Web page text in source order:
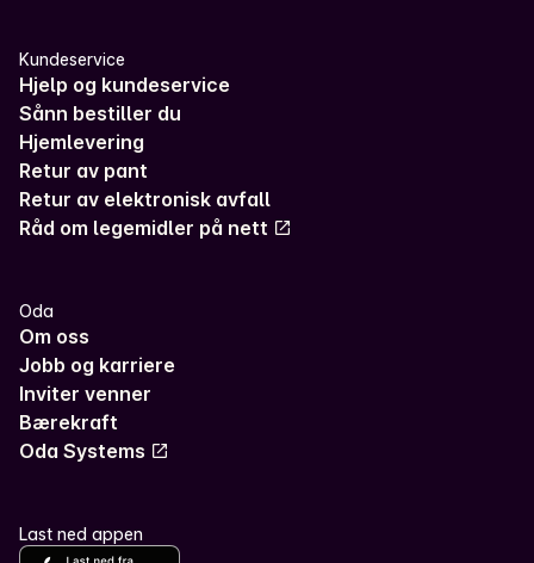
Kundeservice
Hjelp og kundeservice
Sånn bestiller du
Hjemlevering
Retur av pant
Retur av elektronisk avfall
Råd om legemidler på nett
Oda
Om oss
Jobb og karriere
Inviter venner
Bærekraft
Oda Systems
Last ned appen